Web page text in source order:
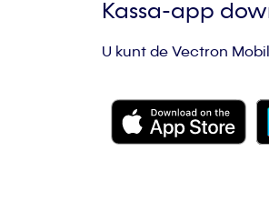
Kassa-app
U kunt de Vectron